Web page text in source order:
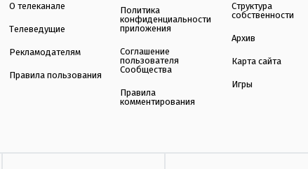
О телеканале
Телеведущие
Рекламодателям
Правила пользования
Политика
конфиденциальности
приложения
Соглашение
пользователя
Сообщества
Правила
комментирования
Структура
собственности
Архив
Карта сайта
Игры